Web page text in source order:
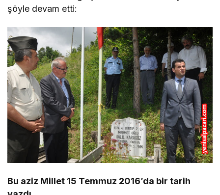
şöyle devam etti:
Bu aziz Millet 15 Temmuz 2016’da bir tarih